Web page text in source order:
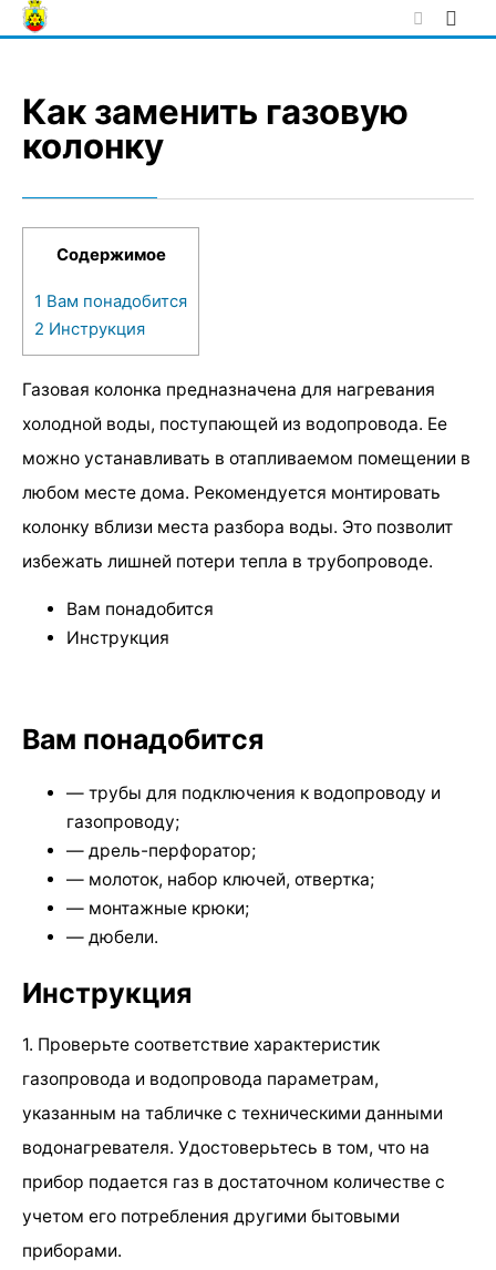
Skip
to
Как заменить газовую
колонку
Содержимое
1 Вам понадобится
2 Инструкция
Газовая колонка предназначена для нагревания
холодной воды, поступающей из водопровода. Ее
можно устанавливать в отапливаемом помещении в
любом месте дома. Рекомендуется монтировать
колонку вблизи места разбора воды. Это позволит
избежать лишней потери тепла в трубопроводе.
Вам понадобится
Инструкция
Вам понадобится
— трубы для подключения к водопроводу и
газопроводу;
— дрель-перфоратор;
— молоток, набор ключей, отвертка;
— монтажные крюки;
— дюбели.
Инструкция
1. Проверьте соответствие характеристик
газопровода и водопровода параметрам,
указанным на табличке с техническими данными
водонагревателя. Удостоверьтесь в том, что на
прибор подается газ в достаточном количестве с
учетом его потребления другими бытовыми
приборами.